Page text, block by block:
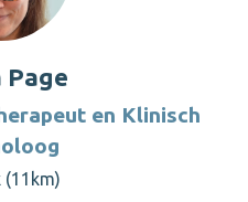
Page
en Klinisch